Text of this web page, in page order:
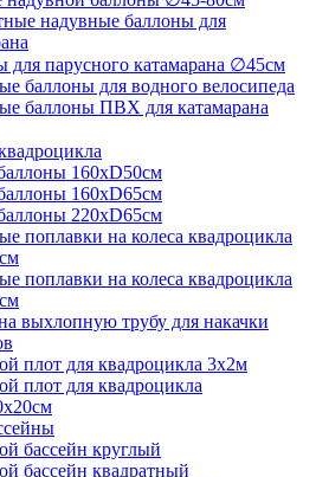
надувные баллоны для
для парусного катамарана ∅45см
баллоны для водного велосипеда
баллоны ПВХ для катамарана
160хD50см
160хD65см
220хD65см
поплавки на колеса квадроцикла
поплавки на колеса квадроцикла
выхлопную трубу для накачки
плот для квадроцикла 3х2м
плот для квадроцикла
бассейн круглый
бассейн квадратный